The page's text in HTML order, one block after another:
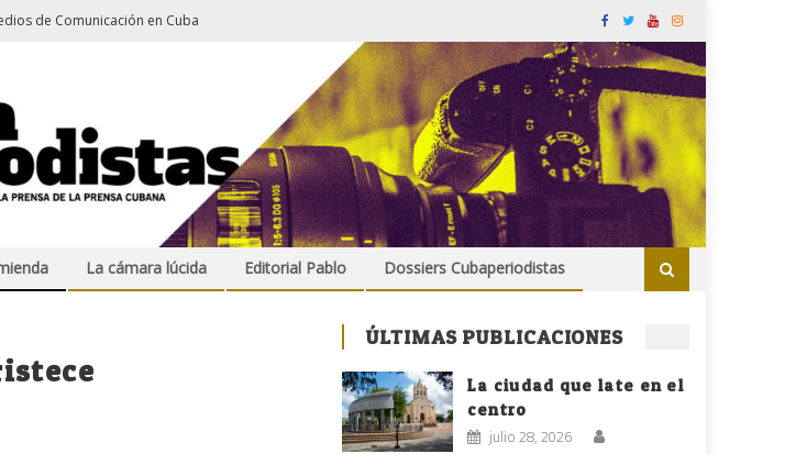
de Comunicación en Cuba
La cámara lúcida Editorial Pablo Dossiers Cubaperiodistas
ÚLTIMAS PUBLICACIONES
La ciudad que late en el
centro
julio 28, 2026